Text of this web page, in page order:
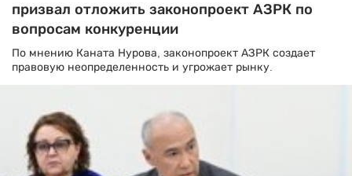
призвал отложить законопроект АЗРК по
вопросам конкуренции
По мнению Каната Нурова, законопроект АЗРК создает
правовую неопределенность и угрожает рынку.